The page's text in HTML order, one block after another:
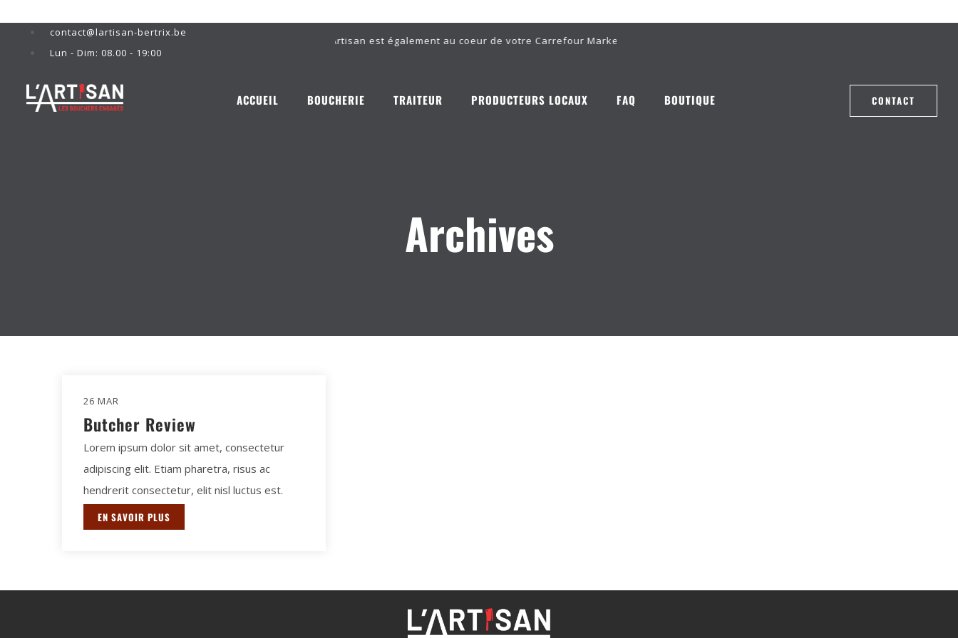
contact@lartisan-bertrix.be
Lun - Dim: 08.00 - 19:00
L'Artisan est également au coeur de votre Carrefour Market Noirefontaine.
ACCUEIL BOUCHERIE TRAITEUR PRODUCTEURS LOCAUX FAQ BOUTIQUE CONTACT
Archives
26 MAR
Butcher Review
Lorem ipsum dolor sit amet, consectetur
adipiscing elit. Etiam pharetra, risus ac
hendrerit consectetur, elit nisl luctus est.
EN SAVOIR PLUS